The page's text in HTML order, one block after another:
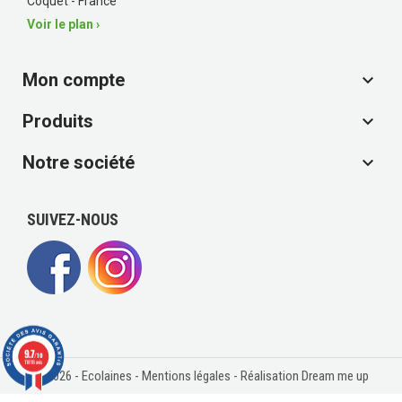
Voir le plan ›
Mon compte

Produits

Notre société

SUIVEZ-NOUS
© 2026 - Ecolaines - Mentions légales - Réalisation Dream me up
9.7/10
11818 avis